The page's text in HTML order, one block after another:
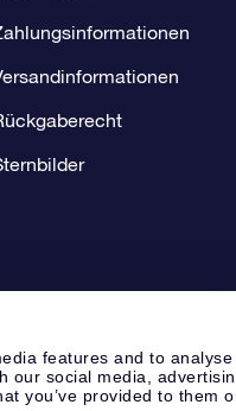
features and to analyse
our social media,
you’ve provided to them